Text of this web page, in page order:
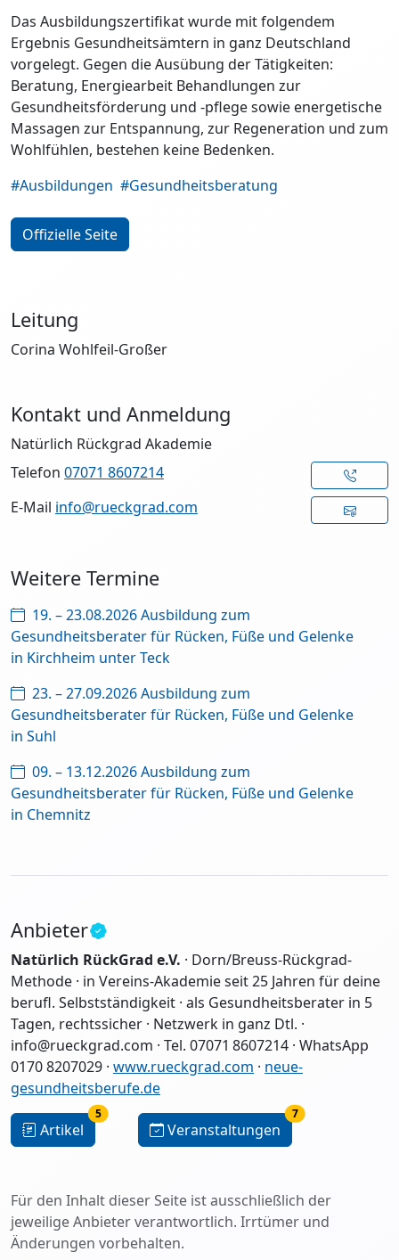
Das Ausbildungszertifikat wurde mit folgendem
Ergebnis Gesundheitsämtern in ganz Deutschland
vorgelegt. Gegen die Ausübung der Tätigkeiten:
Beratung, Energiearbeit Behandlungen zur
Gesundheitsförderung und -pflege sowie energetische
Massagen zur Entspannung, zur Regeneration und zum
Wohlfühlen, bestehen keine Bedenken.
#Ausbildungen #Gesundheitsberatung
Offizielle Seite
Leitung
Corina Wohlfeil-Großer
Kontakt und Anmeldung
Natürlich Rückgrad Akademie
Telefon 07071 8607214
E-Mail info@rueckgrad.com
Weitere Termine
19. – 23.08.2026 Ausbildung zum
Gesundheitsberater für Rücken, Füße und Gelenke
in Kirchheim unter Teck
23. – 27.09.2026 Ausbildung zum
Gesundheitsberater für Rücken, Füße und Gelenke
in Suhl
09. – 13.12.2026 Ausbildung zum
Gesundheitsberater für Rücken, Füße und Gelenke
in Chemnitz
Anbieter
Natürlich RückGrad e.V. · Dorn/Breuss-Rückgrad-
Methode · in Vereins-Akademie seit 25 Jahren für deine
berufl. Selbstständigkeit · als Gesundheitsberater in 5
Tagen, rechtssicher · Netzwerk in ganz Dtl. ·
info@rueckgrad.com · Tel. 07071 8607214 · WhatsApp
0170 8207029 · www.rueckgrad.com · neue-
gesundheitsberufe.de
Artikel
5
Veranstaltungen
7
Für den Inhalt dieser Seite ist ausschließlich der
jeweilige Anbieter verantwortlich. Irrtümer und
Änderungen vorbehalten.